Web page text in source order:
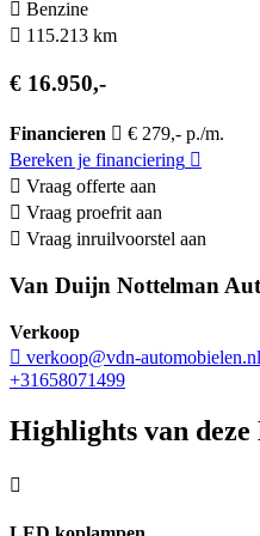
Benzine
115.213 km
€ 16.950,-
Financieren
€ 279,- p./m.
Bereken je financiering
Vraag offerte aan
Vraag proefrit aan
Vraag inruilvoorstel aan
Van Duijn Nottelman
Verkoop
verkoop@vdn-automobielen.nl
+31658071499
Highlights van deze